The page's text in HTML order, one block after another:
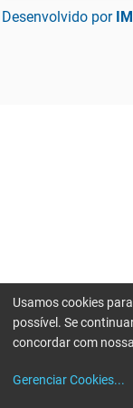
Desenvolvido por
Usamos cookies
possível. Se
concordar com nossa
Gerenciar Cookies...
Erro ao enviar